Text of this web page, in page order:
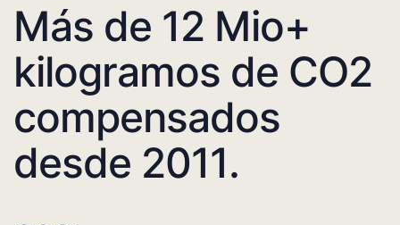
Más de 12 Mio+
kilogramos de CO2
compensados
desde 2011.